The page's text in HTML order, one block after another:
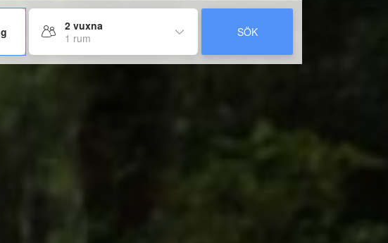
2 vuxna
1 rum
SÖK